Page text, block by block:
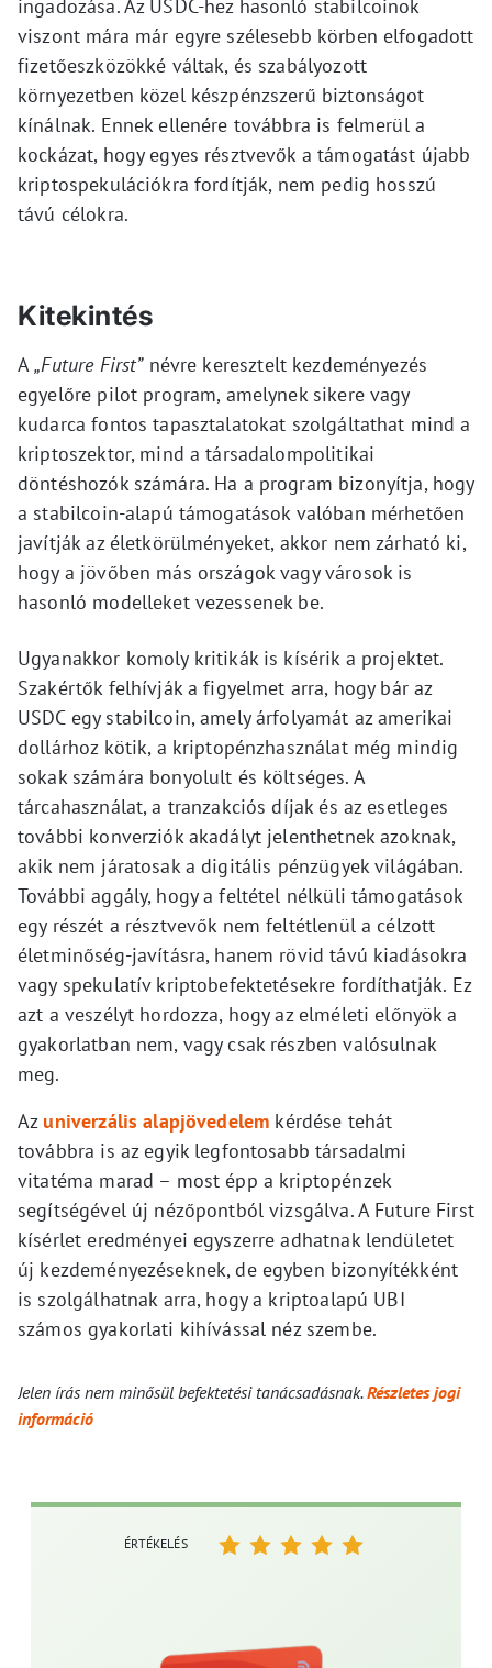
ingadozása. Az USDC-hez hasonló stabilcoinok
viszont mára már egyre szélesebb körben elfogadott
fizetőeszközökké váltak, és szabályozott
környezetben közel készpénzszerű biztonságot
kínálnak. Ennek ellenére továbbra is felmerül a
kockázat, hogy egyes résztvevők a támogatást újabb
kriptospekulációkra fordítják, nem pedig hosszú
távú célokra.
Kitekintés
A„Future First”névre keresztelt kezdeményezés
egyelőre pilot program, amelynek sikere vagy
kudarca fontos tapasztalatokat szolgáltathat mind a
kriptoszektor, mind a társadalompolitikai
döntéshozók számára. Ha a program bizonyítja, hogy
a stabilcoin-alapú támogatások valóban mérhetően
javítják az életkörülményeket, akkor nem zárható ki,
hogy a jövőben más országok vagy városok is
hasonló modelleket vezessenek be.
Ugyanakkor komoly kritikák is kísérik a projektet.
Szakértők felhívják a figyelmet arra, hogy bár az
USDC egy stabilcoin, amely árfolyamát az amerikai
dollárhoz kötik, a kriptopénzhasználat még mindig
sokak számára bonyolult és költséges. A
tárcahasználat, a tranzakciós díjak és az esetleges
további konverziók akadályt jelenthetnek azoknak,
akik nem járatosak a digitális pénzügyek világában.
További aggály, hogy a feltétel nélküli támogatások
egy részét a résztvevők nem feltétlenül a célzott
életminőség-javításra, hanem rövid távú kiadásokra
vagy spekulatív kriptobefektetésekre fordíthatják. Ez
azt a veszélyt hordozza, hogy az elméleti előnyök a
gyakorlatban nem, vagy csak részben valósulnak
meg.
Az univerzális alapjövedelem kérdése tehát
továbbra is az egyik legfontosabb társadalmi
vitatéma marad – most épp a kriptopénzek
segítségével új nézőpontból vizsgálva. A Future First
kísérlet eredményei egyszerre adhatnak lendületet
új kezdeményezéseknek, de egyben bizonyítékként
is szolgálhatnak arra, hogy a kriptoalapú UBI
számos gyakorlati kihívással néz szembe.
Jelen írás nem minősül befektetési tanácsadásnak.Részletes jogi
információ
ÉRTÉKELÉS